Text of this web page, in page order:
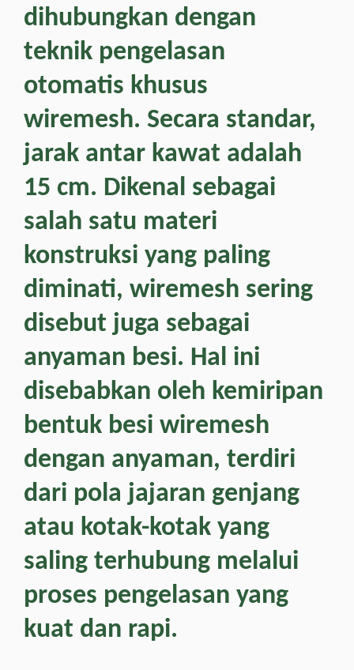
dihubungkan dengan
teknik pengelasan
otomatis khusus
wiremesh. Secara standar,
jarak antar kawat adalah
15 cm. Dikenal sebagai
salah satu materi
konstruksi yang paling
diminati, wiremesh sering
disebut juga sebagai
anyaman besi. Hal ini
disebabkan oleh kemiripan
bentuk besi wiremesh
dengan anyaman, terdiri
dari pola jajaran genjang
atau kotak-kotak yang
saling terhubung melalui
proses pengelasan yang
kuat dan rapi.